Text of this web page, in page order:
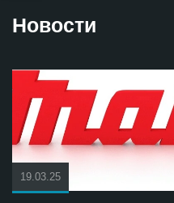
Новости
19.03.25